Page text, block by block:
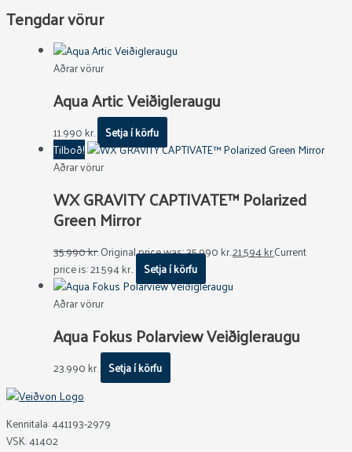
Tengdar vörur
Aðrar vörur
Aqua Artic Veiðigleraugu
11.990kr. Setja í körfu
Tilboð!
Aðrar vörur
WX GRAVITY CAPTIVATE™ Polarized
Green Mirror
35.990kr.Original price was: 35.990 kr..21.594kr.Current
price is: 21.594 kr.. Setja í körfu
Aðrar vörur
Aqua Fokus Polarview Veiðigleraugu
23.990kr. Setja í körfu
Kennitala: 441193-2979
VSK: 41402